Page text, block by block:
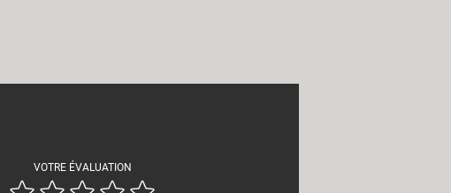
VOTRE ÉVALUATION